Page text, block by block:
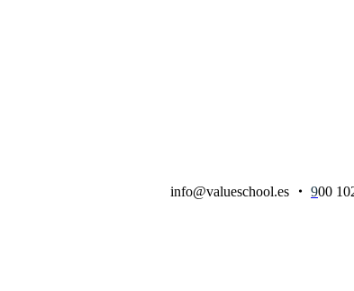
info@valueschool.es ・ 900